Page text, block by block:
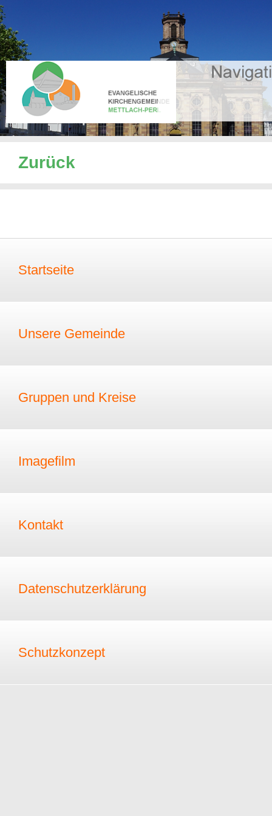
Zurück
Startseite
Unsere Gemeinde
Gruppen und Kreise
Imagefilm
Kontakt
Datenschutzerklärung
Schutzkonzept